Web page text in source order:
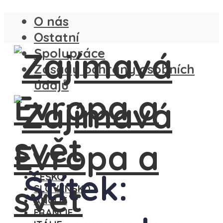
O nás
Ostatní
Spolupráce
Zásady ochrany osobních
údajů
ČESKO
SLOVENSKO
ANGLIE
FRANCIE
Štítek: